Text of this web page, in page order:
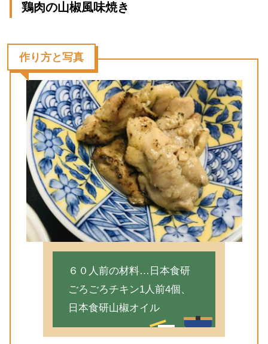
鶏肉の山椒風味焼き
作り方と写真
６０人前の材料…日本食研
ごろごろチキン1人前4個、
日本食研山椒オイル